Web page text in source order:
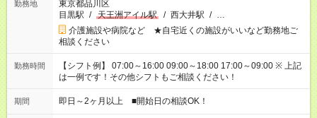
勤務地
東京都品川区
目黒駅 / 天王洲アイル駅 / 西大井駅 / …
介護施設や病院など ★自宅近くの施設がいいなど勤務地ご
相談ください
勤務時間
【シフト例】 07:00～16:00 09:00～18:00 17:00～09:00 ※ 上記
は一例です！その他シフトもご相談ください！
期間 即日～2ヶ月以上 ■開始日の相談OK！